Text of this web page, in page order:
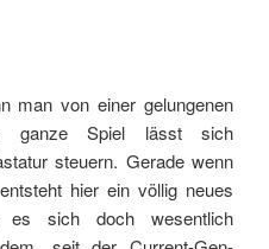
man von einer gelungenen
ganze Spiel lässt sich
steuern. Gerade wenn
hier ein völlig neues
sich doch wesentlich